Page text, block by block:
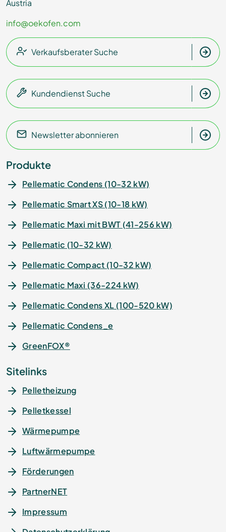
Austria
info@oekofen.com
Verkaufsberater Suche
Kundendienst Suche
Newsletter abonnieren
Produkte
Pellematic Condens (10-32 kW)
Pellematic Smart XS (10-18 kW)
Pellematic Maxi mit BWT (41-256 kW)
Pellematic (10-32 kW)
Pellematic Compact (10-32 kW)
Pellematic Maxi (36-224 kW)
Pellematic Condens XL (100-520 kW)
Pellematic Condens_e
GreenFOX®
Sitelinks
Pelletheizung
Pelletkessel
Wärmepumpe
Luftwärmepumpe
Förderungen
PartnerNET
Impressum